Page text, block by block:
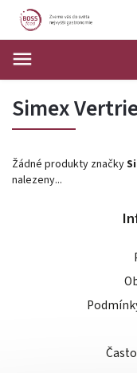
Simex
Žádné produkty značky
nalezeny...